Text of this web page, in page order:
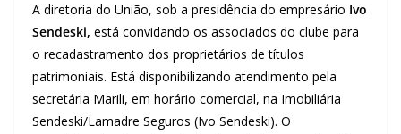
A diretoria do União, sob a presidência do empresário Ivo
Sendeski, está convidando os associados do clube para
o recadastramento dos proprietários de títulos
patrimoniais. Está disponibilizando atendimento pela
secretária Marili, em horário comercial, na Imobiliária
Sendeski/Lamadre Seguros (Ivo Sendeski). O